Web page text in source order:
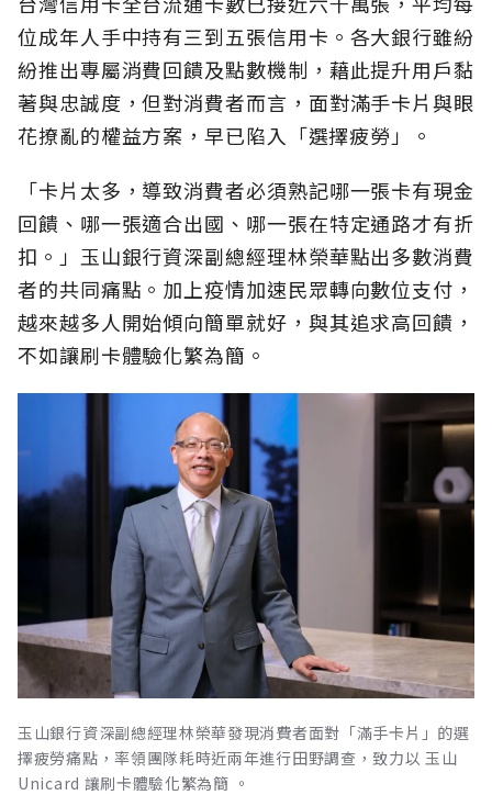
位成年人手中持有三到五張信用卡。各大銀行雖紛
紛推出專屬消費回饋及點數機制，藉此提升用戶黏
著與忠誠度，但對消費者而言，面對滿手卡片與眼
花撩亂的權益方案，早已陷入「選擇疲勞」。
「卡片太多，導致消費者必須熟記哪一張卡有現金
回饋、哪一張適合出國、哪一張在特定通路才有折
扣。」玉山銀行資深副總經理林榮華點出多數消費
者的共同痛點。加上疫情加速民眾轉向數位支付，
越來越多人開始傾向簡單就好，與其追求高回饋，
不如讓刷卡體驗化繁為簡。
玉山銀行資深副總經理林榮華發現消費者面對「滿手卡片」的選
擇疲勞痛點，率領團隊耗時近兩年進行田野調查，致力以 玉山
Unicard 讓刷卡體驗化繁為簡 。